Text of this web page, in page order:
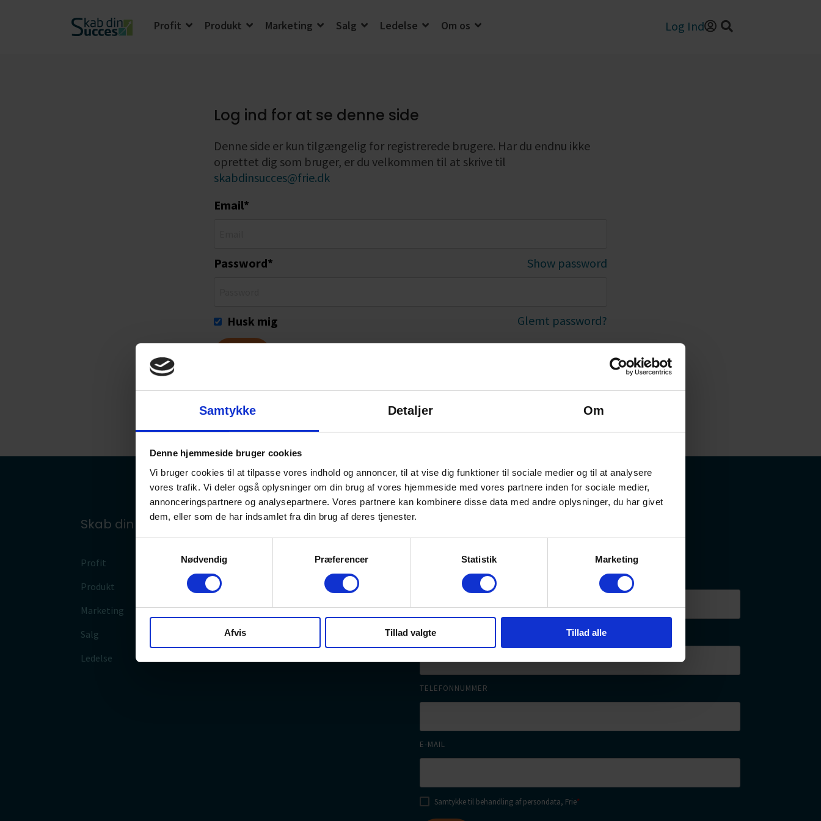
Samtykke Detaljer Om
Denne hjemmeside bruger cookies
Vi bruger cookies til at tilpasse vores indhold og annoncer, til at vise dig funktioner til sociale medier og til at analysere
vores trafik. Vi deler også oplysninger om din brug af vores hjemmeside med vores partnere inden for sociale medier,
annonceringspartnere og analysepartnere. Vores partnere kan kombinere disse data med andre oplysninger, du har givet
dem, eller som de har indsamlet fra din brug af deres tjenester.
Nødvendig
Præferencer Statistik Marketing
Afvis Tillad valgte Tillad alle
Profit Produkt Marketing Salg Ledelse Om os Log Ind
Ledelse
Log ind for at se denne side
Denne side er kun tilgængelig for registrerede brugere. Har du endnu ikke
oprettet dig som bruger, er du velkommen til at skrive til
skabdinsucces@frie.dk
Email*
Password* Show password
Husk mig Glemt password?
Skab din Succes
Profit
Produkt
Marketing
Salg
Ledelse
Om Frie Selvstændige
Persondatapolitik
EFTERNAVN
TELEFONNUMMER
E-MAIL
Samtykke til behandling af persondata, Frie*